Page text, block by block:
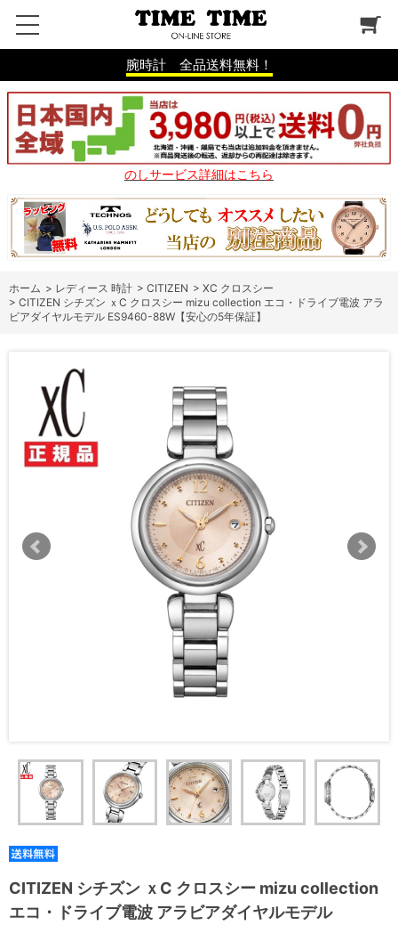
腕時計 全品送料無料！
のしサービス詳細はこちら
ホーム > レディース 時計 > CITIZEN > XC クロスシー
> CITIZEN シチズン ｘC クロスシー mizu collection エコ・ドライブ電波 アラ
ビアダイヤルモデル ES9460-88W【安心の5年保証】
CITIZEN シチズン ｘC クロスシー mizu collection
エコ・ドライブ電波 アラビアダイヤルモデル